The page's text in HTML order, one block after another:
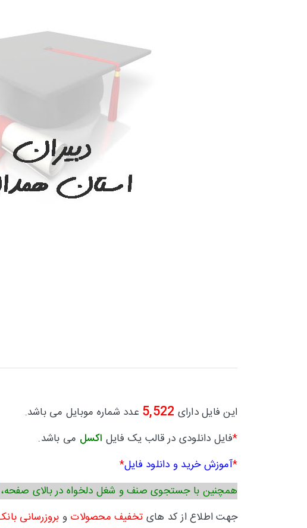
این فایل دارای 5,522 عدد شماره موبایل می باشد.
*فایل دانلودی در قالب یک فایل اکسل می باشد.
*آموزش خرید و دانلود فایل*
همچنین با جستجوی صنف و شغل دلخواه در بالای
جهت اطلاع از کد های تخفیف محصولات و بروزرسانی